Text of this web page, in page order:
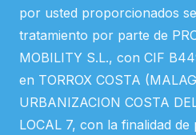
por usted proporcionados
tratamiento por parte de
MOBILITY S.L., con CIF
en TORROX COSTA
URBANIZACION COSTA
LOCAL 7, con la finalidad